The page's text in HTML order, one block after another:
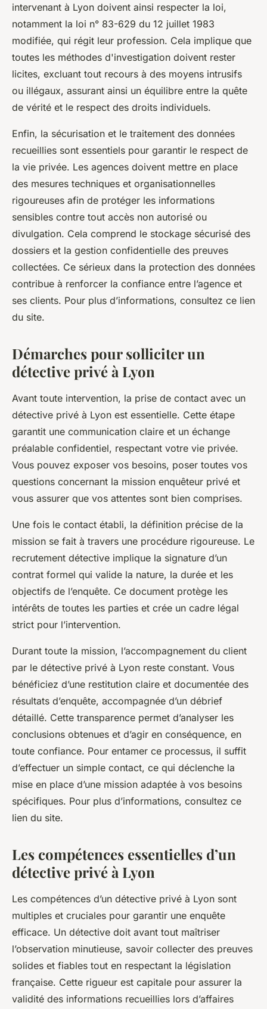
intervenant à Lyon doivent ainsi respecter la loi,
notamment la loi n° 83-629 du 12 juillet 1983
modifiée, qui régit leur profession. Cela implique que
toutes les méthodes d'investigation doivent rester
licites, excluant tout recours à des moyens intrusifs
ou illégaux, assurant ainsi un équilibre entre la quête
de vérité et le respect des droits individuels.
Enfin, la sécurisation et le traitement des données
recueillies sont essentiels pour garantir le respect de
la vie privée. Les agences doivent mettre en place
des mesures techniques et organisationnelles
rigoureuses afin de protéger les informations
sensibles contre tout accès non autorisé ou
divulgation. Cela comprend le stockage sécurisé des
dossiers et la gestion confidentielle des preuves
collectées. Ce sérieux dans la protection des données
contribue à renforcer la confiance entre l’agence et
ses clients. Pour plus d’informations, consultez ce lien
du site.
Démarches pour solliciter un
détective privé à Lyon
Avant toute intervention, la prise de contact avec un
détective privé à Lyon est essentielle. Cette étape
garantit une communication claire et un échange
préalable confidentiel, respectant votre vie privée.
Vous pouvez exposer vos besoins, poser toutes vos
questions concernant la mission enquêteur privé et
vous assurer que vos attentes sont bien comprises.
Une fois le contact établi, la définition précise de la
mission se fait à travers une procédure rigoureuse. Le
recrutement détective implique la signature d’un
contrat formel qui valide la nature, la durée et les
objectifs de l’enquête. Ce document protège les
intérêts de toutes les parties et crée un cadre légal
strict pour l’intervention.
Durant toute la mission, l’accompagnement du client
par le détective privé à Lyon reste constant. Vous
bénéficiez d’une restitution claire et documentée des
résultats d’enquête, accompagnée d’un débrief
détaillé. Cette transparence permet d’analyser les
conclusions obtenues et d’agir en conséquence, en
toute confiance. Pour entamer ce processus, il suffit
d’effectuer un simple contact, ce qui déclenche la
mise en place d’une mission adaptée à vos besoins
spécifiques. Pour plus d’informations, consultez ce
lien du site.
Les compétences essentielles d’un
détective privé à Lyon
Les compétences d’un détective privé à Lyon sont
multiples et cruciales pour garantir une enquête
efficace. Un détective doit avant tout maîtriser
l’observation minutieuse, savoir collecter des preuves
solides et fiables tout en respectant la législation
française. Cette rigueur est capitale pour assurer la
validité des informations recueillies lors d’affaires